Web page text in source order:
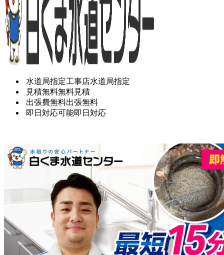
水道局指定工事店水道局指定
見積無料無料見積
出張費無料出張無料
即日対応可能即日対応